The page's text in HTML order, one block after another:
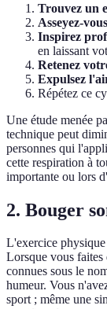
Trouvez un
Asseyez-
Inspirez
en laissant
Retenez
Expulsez
Répétez ce
Une étude menée
technique peut
personnes qui
cette respiration à
importante ou lors
2. Bouger
L'exercice
Lorsque vous faites
connues sous le
humeur. Vous
sport ; même une